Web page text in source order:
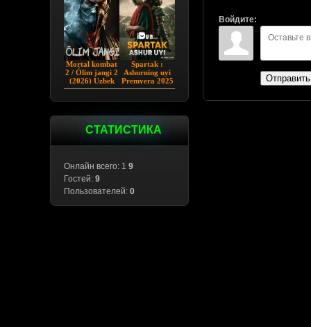
Mortal kombat
2 / Ólim jangi 2
(2026) Uzbek
tilida
Spartak :
Ashurning uyi
Premyera 2025
Barcha qismlar
СТАТИСТИКА
Онлайн всего: 1 9
Гостей: 9
Пользователей: 0
Войдите:
Отправить